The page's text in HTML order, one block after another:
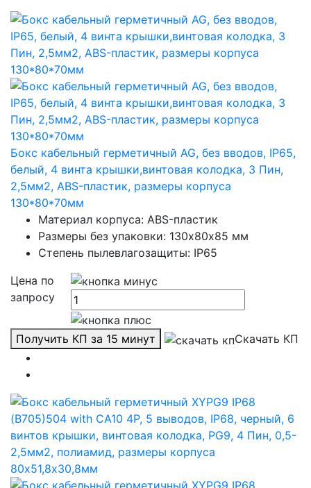
Бокс кабельный герметичный AG, без вводов, IP65,
белый, 4 винта крышки,винтовая колодка, 3 Пин,
2,5мм2, ABS-пластик, размеры корпуса
130*80*70мм
Материал корпуса: ABS-пластик
Размеры без упаковки: 130х80х85 мм
Степень пылевлагозащиты: IP65
Цена по
запросу
Получить КП за 15 минут Скачать КП